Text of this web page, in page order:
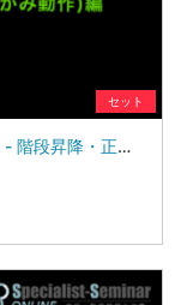
セット
🎥変形性膝関節症の動作評価とアプローチ - 階段昇降・正座（しゃがみ動作）編 -